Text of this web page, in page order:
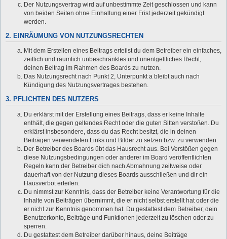
Der Nutzungsvertrag wird auf unbestimmte Zeit geschlossen und kann
von beiden Seiten ohne Einhaltung einer Frist jederzeit gekündigt
werden.
2. EINRÄUMUNG VON NUTZUNGSRECHTEN
Mit dem Erstellen eines Beitrags erteilst du dem Betreiber ein einfaches,
zeitlich und räumlich unbeschränktes und unentgeltliches Recht,
deinen Beitrag im Rahmen des Boards zu nutzen.
Das Nutzungsrecht nach Punkt 2, Unterpunkt a bleibt auch nach
Kündigung des Nutzungsvertrages bestehen.
3. PFLICHTEN DES NUTZERS
Du erklärst mit der Erstellung eines Beitrags, dass er keine Inhalte
enthält, die gegen geltendes Recht oder die guten Sitten verstoßen. Du
erklärst insbesondere, dass du das Recht besitzt, die in deinen
Beiträgen verwendeten Links und Bilder zu setzen bzw. zu verwenden.
Der Betreiber des Boards übt das Hausrecht aus. Bei Verstößen gegen
diese Nutzungsbedingungen oder anderer im Board veröffentlichten
Regeln kann der Betreiber dich nach Abmahnung zeitweise oder
dauerhaft von der Nutzung dieses Boards ausschließen und dir ein
Hausverbot erteilen.
Du nimmst zur Kenntnis, dass der Betreiber keine Verantwortung für die
Inhalte von Beiträgen übernimmt, die er nicht selbst erstellt hat oder die
er nicht zur Kenntnis genommen hat. Du gestattest dem Betreiber, dein
Benutzerkonto, Beiträge und Funktionen jederzeit zu löschen oder zu
sperren.
Du gestattest dem Betreiber darüber hinaus, deine Beiträge